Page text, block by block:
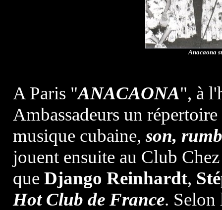
Anacaona
A Paris "ANACAONA", à
Ambassadeurs un
musique cubaine,son,
jouent ensuite au Club
que Django Reinhardt,
Hot Club de France. Selon